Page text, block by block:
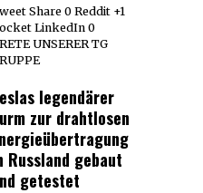
Share 0 Reddit +1
LinkedIn 0
UNSERER TG
legendärer
zur drahtlosen
Russland gebaut
getestet